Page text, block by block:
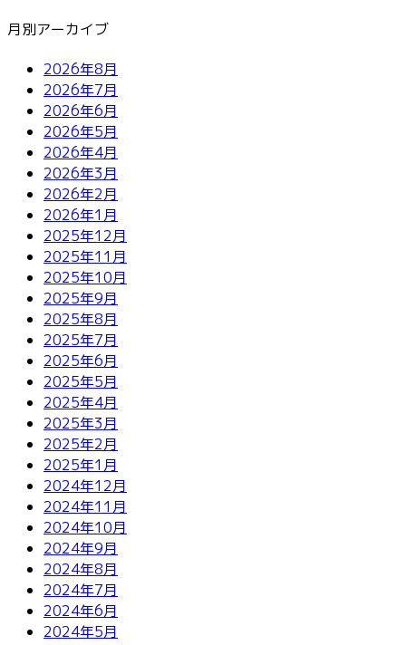
月別アーカイブ
2026年8月
2026年7月
2026年6月
2026年5月
2026年4月
2026年3月
2026年2月
2026年1月
2025年12月
2025年11月
2025年10月
2025年9月
2025年8月
2025年7月
2025年6月
2025年5月
2025年4月
2025年3月
2025年2月
2025年1月
2024年12月
2024年11月
2024年10月
2024年9月
2024年8月
2024年7月
2024年6月
2024年5月